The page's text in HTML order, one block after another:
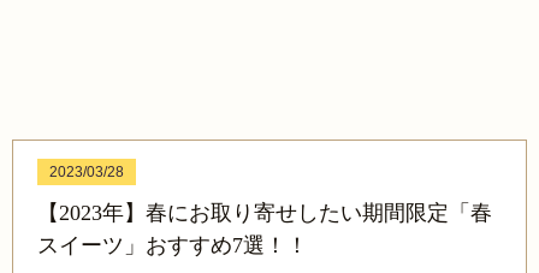
2023/03/28
【2023年】春にお取り寄せしたい期間限定「春
スイーツ」おすすめ7選！！